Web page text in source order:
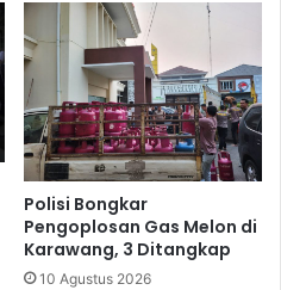
Polisi Bongkar
Pengoplosan Gas Melon di
Karawang, 3 Ditangkap
10 Agustus 2026